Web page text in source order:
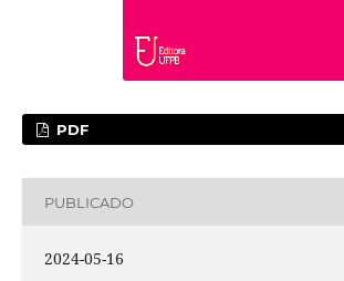
PDF
PUBLICADO
2024-05-16